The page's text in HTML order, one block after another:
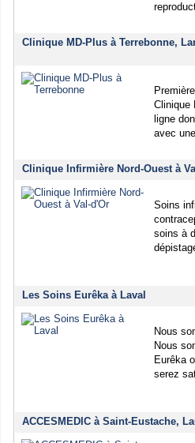
Clinique MD-Plus à Terrebonne,
Clinique
ligne
avec
Clinique Infirmière Nord-Ouest à
Soins
soins à
Les Soins Eurêka à Laval
Nous
Nous
Eurêka
serez
ACCESMEDIC à Saint-Eustache,